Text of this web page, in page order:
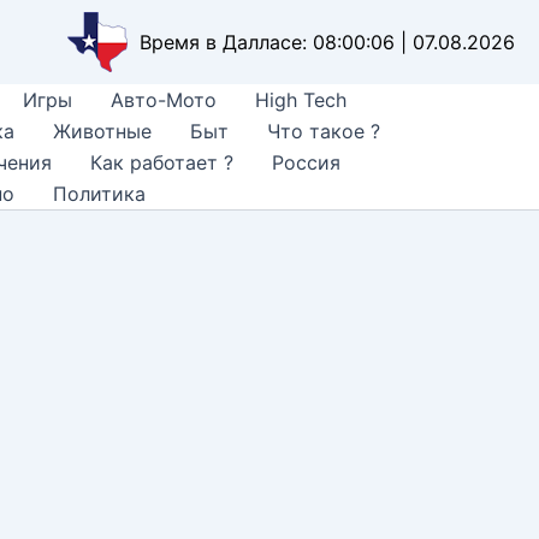
Время в Далласе: 08:00:08 | 07.08.2026
Игры Авто-Мото
High Tech
Животные Быт
Что такое ?
Как работает ?
Россия
Политика